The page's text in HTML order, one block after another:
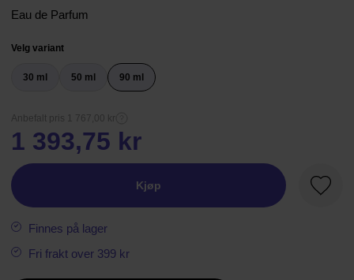
Eau de Parfum
Velg variant
30 ml 50 ml 90 ml
Anbefalt pris 1 767,00 kr
1 393,75 kr
Kjøp
Finnes på lager
Fri frakt over 399 kr